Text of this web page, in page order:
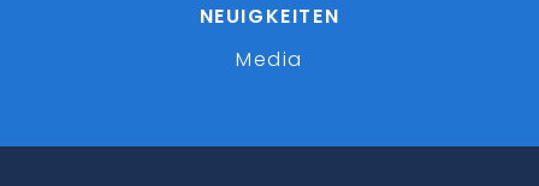
NEUIGKEITEN
Media